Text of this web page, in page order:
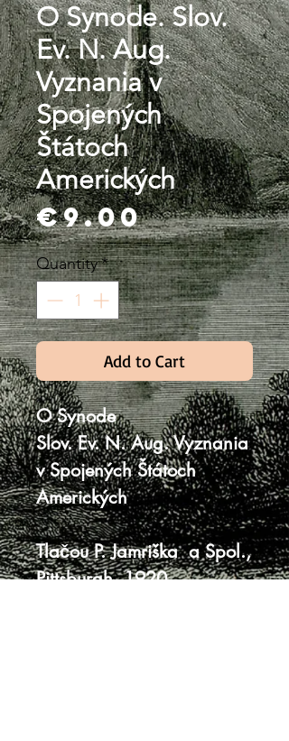
O Synode. Slov.
Ev. N. Aug.
Vyznania v
Spojených
Štátoch
Amerických
€9.00Price
Quantity*
Add to Cart
O Synode
Slov. Ev. N. Aug. Vyznania
v Spojených Štátoch
Amerických
Tlačou P. Jamriška a Spol.,
Pittsburgh, 1920